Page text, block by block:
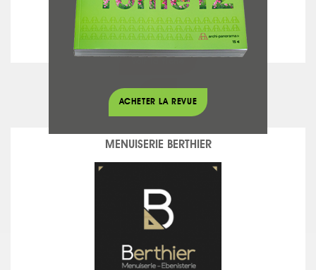
MENUISERIE BERTHIER
ACHETER LA REVUE